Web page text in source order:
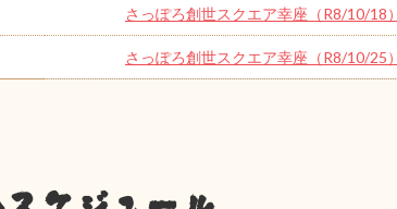
さっぽろ創世スクエア幸座（R8/10/18）
さっぽろ創世スクエア幸座（R8/10/25）